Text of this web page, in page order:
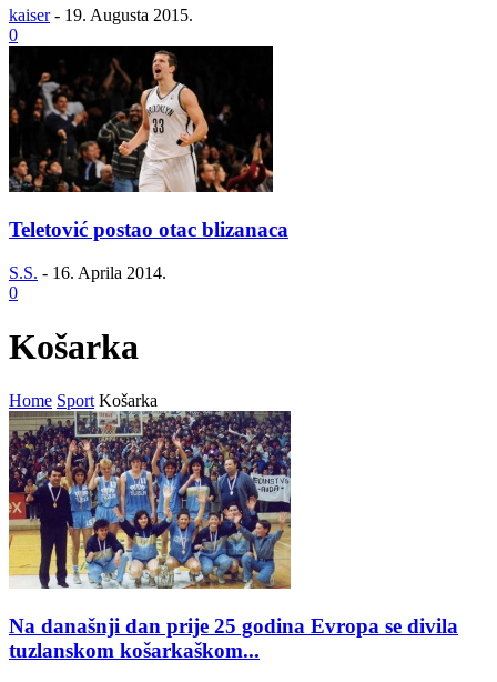
kaiser - 19. Augusta 2015.
0
Teletović postao otac blizanaca
S.S. - 16. Aprila 2014.
0
Košarka
Home Sport Košarka
Na današnji dan prije 25 godina Evropa se divila
tuzlanskom košarkaškom...